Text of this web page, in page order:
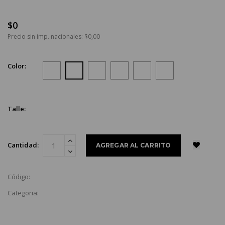
$0
Precio sin imp. nacionales: $0,00
Color:
Talle:
Cantidad:
Código:
Categoria: